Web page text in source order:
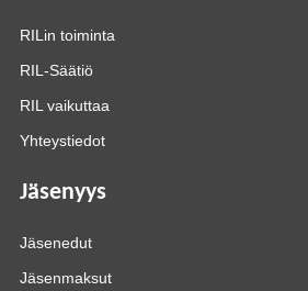
RILin toiminta
RIL-Säätiö
RIL vaikuttaa
Yhteystiedot
Jäsenyys
Jäsenedut
Jäsenmaksut